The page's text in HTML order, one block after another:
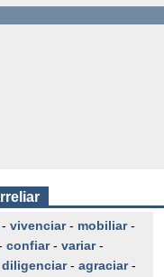
vivenciar- mobiliar-
confiar- variar-
diligenciar- agraciar-